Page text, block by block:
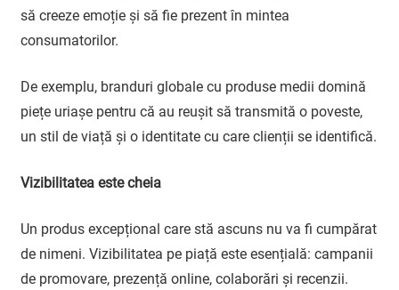
să creeze emoție și să fie prezent în mintea
consumatorilor.
De exemplu, branduri globale cu produse medii domină
piețe uriașe pentru că au reușit să transmită o poveste,
un stil de viață și o identitate cu care clienții se identifică.
Vizibilitatea este cheia
Un produs excepțional care stă ascuns nu va fi cumpărat
de nimeni. Vizibilitatea pe piață este esențială: campanii
de promovare, prezență online, colaborări și recenzii.